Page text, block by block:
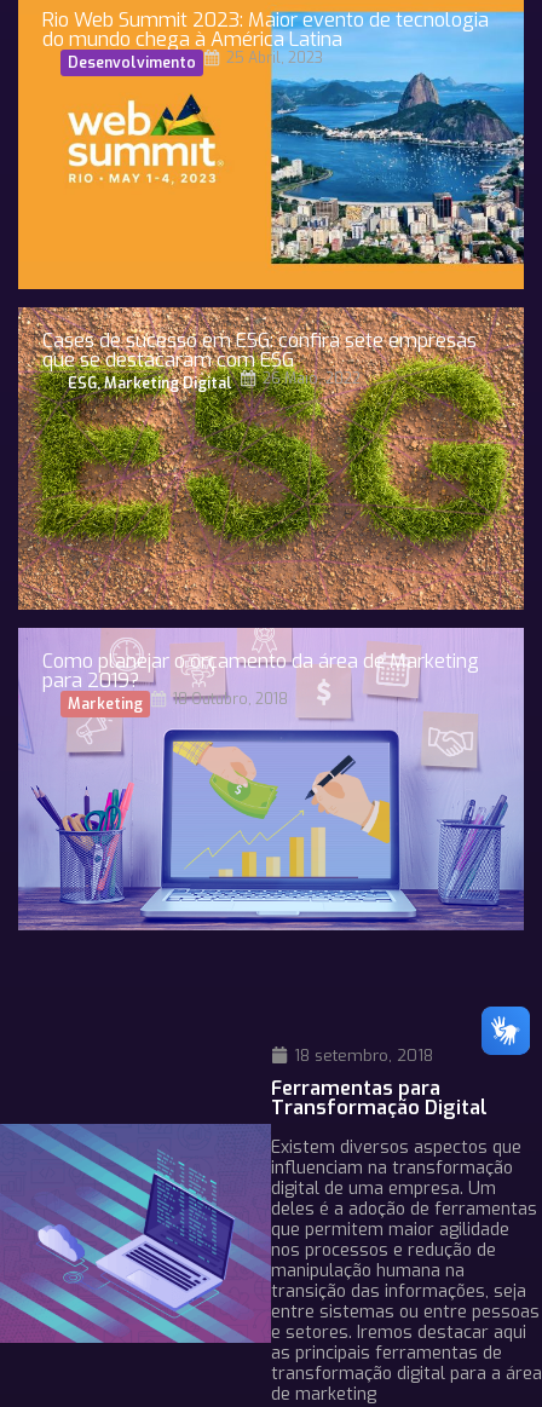
Rio Web Summit 2023: Maior evento de tecnologia
do mundo chega à América Latina
Desenvolvimento 25 Abril, 2023
Cases de sucesso em ESG: confira sete empresas
que se destacaram com ESG
ESG,Marketing Digital 26 Maio, 2022
Como planejar o orçamento da área de Marketing
para 2019?
Marketing 18 Outubro, 2018
18 setembro, 2018
Ferramentas para
Transformação Digital
Existem diversos aspectos que
influenciam na transformação
digital de uma empresa. Um
deles é a adoção de ferramentas
que permitem maior agilidade
nos processos e redução de
manipulação humana na
transição das informações, seja
entre sistemas ou entre pessoas
e setores. Iremos destacar aqui
as principais ferramentas de
transformação digital para a área
de marketing